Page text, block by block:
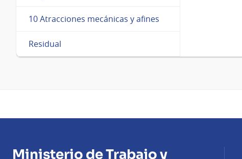
10 Atracciones mecánicas y afines
Residual
Ministerio de Trabajo y